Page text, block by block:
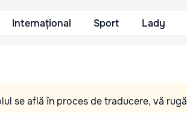
Internațional Sport Lady
se află în proces de traducere, vă